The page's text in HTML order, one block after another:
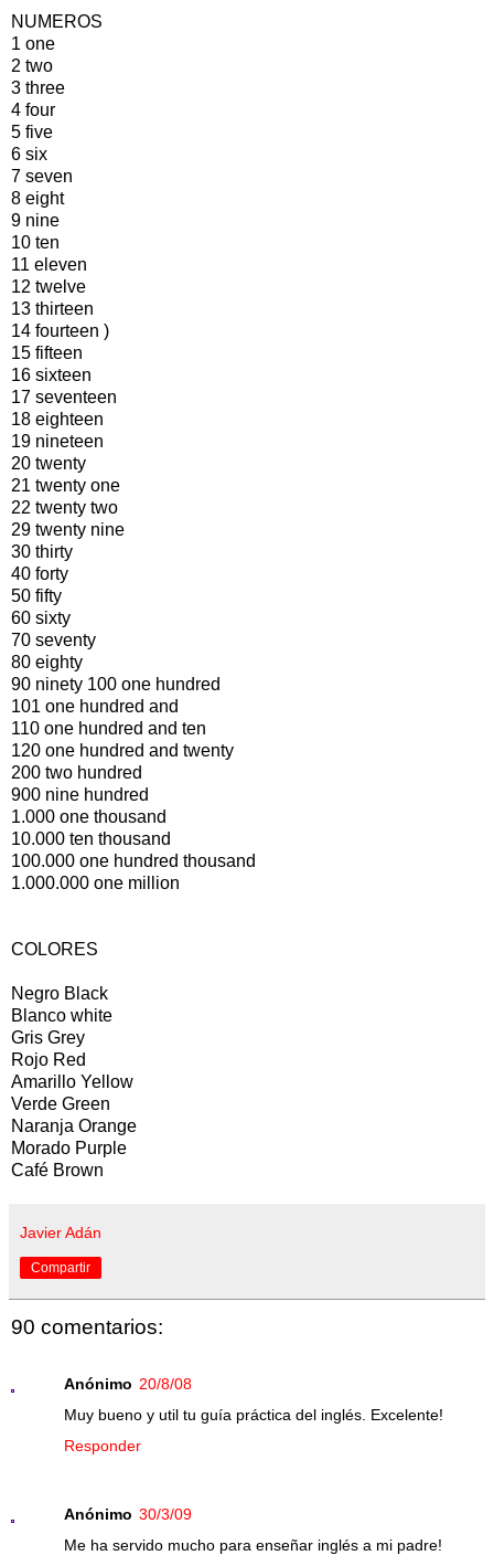
NUMEROS
1 one
2 two
3 three
4 four
5 five
6 six
7 seven
8 eight
9 nine
10 ten
11 eleven
12 twelve
13 thirteen
14 fourteen )
15 fifteen
16 sixteen
17 seventeen
18 eighteen
19 nineteen
20 twenty
21 twenty one
22 twenty two
29 twenty nine
30 thirty
40 forty
50 fifty
60 sixty
70 seventy
80 eighty
90 ninety 100 one hundred
101 one hundred and
110 one hundred and ten
120 one hundred and twenty
200 two hundred
900 nine hundred
1.000 one thousand
10.000 ten thousand
100.000 one hundred thousand
1.000.000 one million
COLORES
Negro Black
Blanco white
Gris Grey
Rojo Red
Amarillo Yellow
Verde Green
Naranja Orange
Morado Purple
Café Brown
Javier Adán
Compartir
90 comentarios:
Anónimo 20/8/08
Muy bueno y util tu guía práctica del inglés. Excelente!
Responder
Anónimo 30/3/09
Me ha servido mucho para enseñar inglés a mi padre!